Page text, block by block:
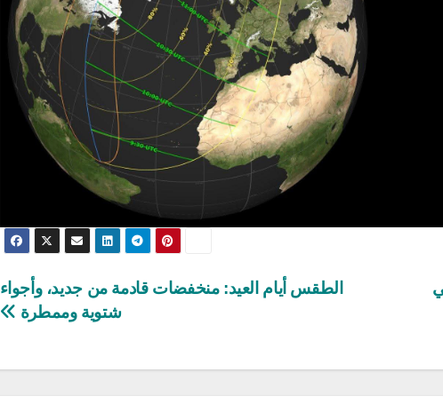
الطقس أيام العيد: منخفضات قادمة من جديد، وأجواء
شتوية وممطرة